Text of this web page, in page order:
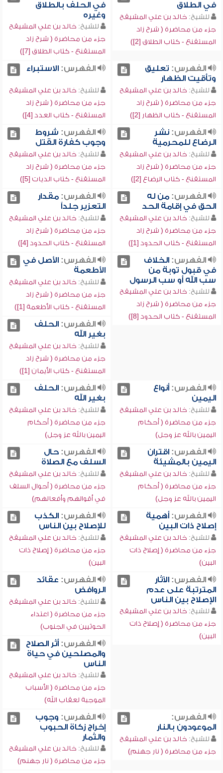
في الطلاق
للشيخ: خالد بن علي المشيقح
جزء من محاضرة ( شرح زاد
المستقنع - كتاب الطلاق [2])
في الحلف بالطلاق
وغيره
للشيخ: خالد بن علي المشيقح
جزء من محاضرة ( شرح زاد
المستقنع - كتاب الطلاق [7])
الفهرس: تعليق
وتأقيت الظهار
للشيخ: خالد بن علي المشيقح
جزء من محاضرة ( شرح زاد
المستقنع - كتاب الظهار [2])
الفهرس:الاستبراء
للشيخ: خالد بن علي المشيقح
جزء من محاضرة ( شرح زاد
المستقنع - كتاب العدد [4])
الفهرس:نشر
الرضاع للمحرمية
للشيخ: خالد بن علي المشيقح
جزء من محاضرة ( شرح زاد
المستقنع - كتاب الرضاع [2])
الفهرس: شروط
وجوب كفارة القتل
للشيخ: خالد بن علي المشيقح
جزء من محاضرة ( شرح زاد
المستقنع - كتاب الديات [5])
الفهرس:من له
الحق في إقامة الحد
للشيخ: خالد بن علي المشيقح
جزء من محاضرة ( شرح زاد
المستقنع - كتاب الحدود [1])
الفهرس:مقدار
التعزير جلداً
للشيخ: خالد بن علي المشيقح
جزء من محاضرة ( شرح زاد
المستقنع - كتاب الحدود [4])
الفهرس:الخلاف
في قبول توبة من
سب الله أو سب الرسول
للشيخ: خالد بن علي المشيقح
جزء من محاضرة ( شرح زاد
المستقنع - كتاب الحدود [8])
الفهرس:الأصل في
الأطعمة
للشيخ: خالد بن علي المشيقح
جزء من محاضرة ( شرح زاد
المستقنع - كتاب الأطعمة [1])
الفهرس:الحلف
بغير الله
للشيخ: خالد بن علي المشيقح
جزء من محاضرة ( شرح زاد
المستقنع - كتاب الأيمان [1])
الفهرس:أنواع
اليمين
للشيخ: خالد بن علي المشيقح
جزء من محاضرة ( أحكام
اليمين بالله عز وجل)
الفهرس:الحلف
بغير الله
للشيخ: خالد بن علي المشيقح
جزء من محاضرة ( أحكام
اليمين بالله عز وجل)
الفهرس:اقتران
اليمين بالمشيئة
للشيخ: خالد بن علي المشيقح
جزء من محاضرة ( أحكام
اليمين بالله عز وجل)
الفهرس:حال
السلف مع الصلاة
للشيخ: خالد بن علي المشيقح
جزء من محاضرة ( أحوال السلف
في أقوالهم وأفعالهم)
الفهرس:أهمية
إصلاح ذات البين
للشيخ: خالد بن علي المشيقح
جزء من محاضرة ( إصلاح ذات
البين)
الفهرس:الكذب
للإصلاح بين الناس
للشيخ: خالد بن علي المشيقح
جزء من محاضرة ( إصلاح ذات
البين)
الفهرس:الآثار
المترتبة على عدم
الإصلاح بين الناس
للشيخ: خالد بن علي المشيقح
جزء من محاضرة ( إصلاح ذات
البين)
الفهرس: عقائد
الروافض
للشيخ: خالد بن علي المشيقح
جزء من محاضرة ( اعتداء
الحوثيين في الجنوب)
الفهرس:أثر الصلاح
والمصلحين في حياة
الناس
للشيخ: خالد بن علي المشيقح
جزء من محاضرة ( الأسباب
الموجبة لعقاب الله)
الفهرس:
الموعودون بالنار
للشيخ: خالد بن علي المشيقح
جزء من محاضرة ( نار جهنم)
الفهرس: وجوب
إخراج زكاة الحبوب
والثمار
للشيخ: خالد بن علي المشيقح
جزء من محاضرة ( نار جهنم)